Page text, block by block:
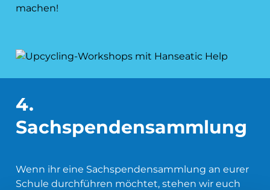
machen!
4.
Sachspendensammlung
Wenn ihr eine Sachspendensammlung an eurer
Schule durchführen möchtet, stehen wir euch